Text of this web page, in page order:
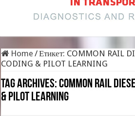
Home /Етикет: COMMON RAIL
CODING & PILOT LEARNING
Tag Archives:COMMON RAIL
& PILOT LEARNING